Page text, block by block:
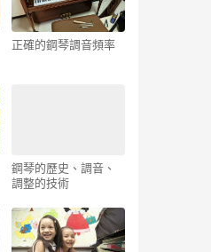
正確的鋼琴調音頻率
鋼琴的歷史、調音、
調整的技術